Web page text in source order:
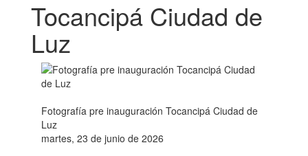
Tocancipá Ciudad de
Luz
Fotografía pre inauguración Tocancipá Ciudad de
Luz
martes, 23 de junio de 2026